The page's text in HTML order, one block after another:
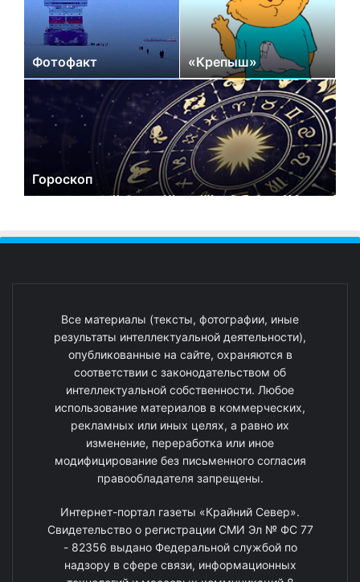
Фотофакт «Крепыш»
Гороскоп
Все материалы (тексты, фотографии, иные
результаты интеллектуальной деятельности),
опубликованные на сайте, охраняются в
соответствии с законодательством об
интеллектуальной собственности. Любое
использование материалов в коммерческих,
рекламных или иных целях, а равно их
изменение, переработка или иное
модифицирование без письменного согласия
правообладателя запрещены.
Интернет-портал газеты «Крайний Север».
Свидетельство о регистрации СМИ Эл № ФС 77
- 82356 выдано Федеральной службой по
надзору в сфере связи, информационных